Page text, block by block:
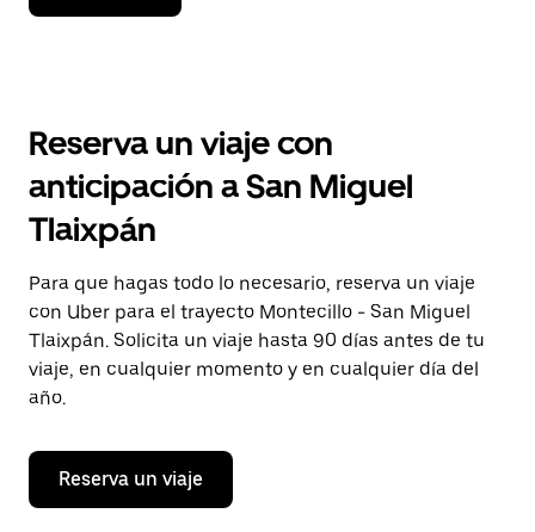
flecha
el
y
selecciona
una
Presiona
la
tecla Esc
para
cerrar
el
calendario.
Reserva un viaje con
anticipación a San Miguel
Tlaixpán
Para que hagas todo lo necesario, reserva un viaje
con Uber para el trayecto Montecillo - San Miguel
Tlaixpán. Solicita un viaje hasta 90 días antes de tu
viaje, en cualquier momento y en cualquier día del
año.
Reserva un viaje